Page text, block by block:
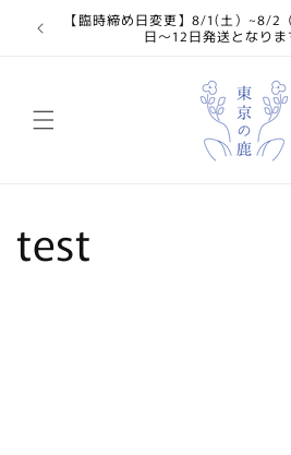
ンツに【臨時締め日変更】8/1(土）~8/2
日〜12日発送となりま
test